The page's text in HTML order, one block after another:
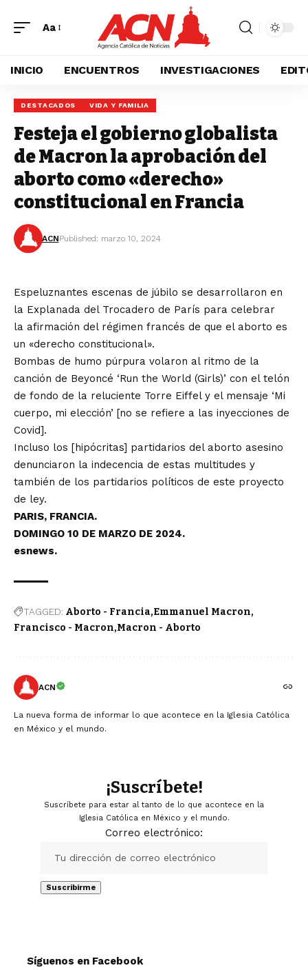
Aa
INICIO ENCUENTROS INVESTIGACIONES
DESTACADOS VIDA Y FAMILIA
Festeja el gobierno globalista
de Macron la aprobación del
aborto como «derecho»
constitucional en Francia
ACNPublished: marzo 10, 2024
Espeluznantes escenas de júbilo se desarrollaron en
la Explanada del Trocadero de París para celebrar
la afirmación del régimen francés de que el aborto es
un «derecho constitucional».
Bombas de humo púrpura volaron al ritmo de la
canción de Beyoncé ‘Run the World (Girls)’ con el telón
de fondo de la reluciente Torre Eiffel y el mensaje ‘Mi
cuerpo, mi elección’ [no se refiere a las inyecciones de
Covid].
Incluso los [hipócritas] partidarios del aborto asesino
denunciaron la indecencia de estas multitudes y
también de los partidarios políticos de este proyecto
de ley.
PARIS, FRANCIA.
DOMINGO 10 DE MARZO DE 2024.
esnews.
TAGGED: Aborto - Francia Emmanuel Macron
Francisco - Macron Macron - Aborto
ACN
La nueva forma de informar lo que acontece en la Iglesia Católica
en México y el mundo.
¡Suscríbete!
Suscríbete para estar al tanto de lo que acontece en la
Iglesia Católica en México y el mundo.
Correo electrónico:
Síguenos en Facebook